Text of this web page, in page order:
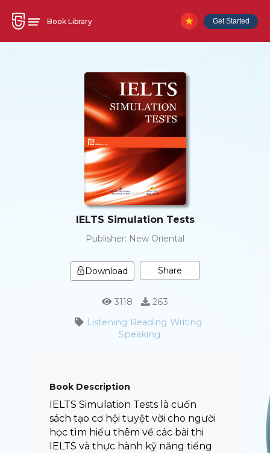
Book Library Get Started
IELTS Simulation Tests
Publisher: New Oriental
Download Share
3118
263
Listening Reading Writing
Speaking
Book Description
IELTS Simulation Tests là cuốn
sách tạo cơ hội tuyệt vời cho người
học tìm hiểu thêm về các bài thi
IELTS và thực hành kỹ năng tiếng